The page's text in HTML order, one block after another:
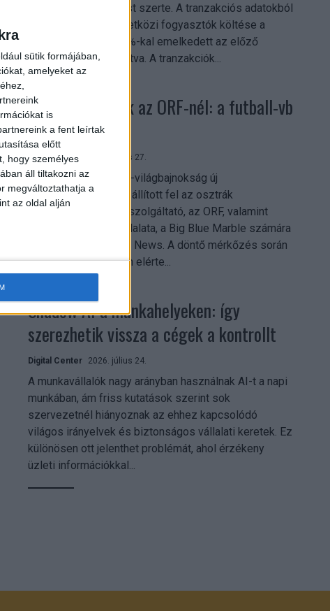
sütik formájában,
amelyeket az
is
a fent leírtak
előtt
hogy személyes
áll tiltakozni az
megváltoztathatja a
az oldal alján
aktivitásban Budapest szerte. A tranzakciós adatokból
kiderül, hogy a nemzetközi fogyasztók költése a
versenyhétvégén 26%-kal emelkedett az előző
hétvégéhez viszonyítva. A tranzakciók...
Rekordok dőltek az ORF-nél: a futball-vb
mindent vitt
Digital Center 2026. július 27.
A 2026-os labdarúgó-világbajnokság új
streamingrekordokat állított fel az osztrák
közszolgálati műsorszolgáltató, az ORF, valamint
technológiai leányvállalata, a Big Blue Marble számára
– írja a Broadband TV News. A döntő mérkőzés során
az átlagos nézőszám elérte...
Shadow AI a munkahelyeken: így
szerezhetik vissza a cégek a kontrollt
Digital Center 2026. július 24.
A munkavállalók nagy arányban használnak AI-t a napi
munkában, ám friss kutatások szerint sok
szervezetnél hiányoznak az ehhez kapcsolódó
világos irányelvek és biztonságos vállalati keretek. Ez
különösen ott jelenthet problémát, ahol érzékeny
üzleti információkkal...